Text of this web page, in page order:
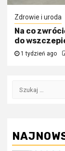
Zdrowie i uroda
Na co
do
1 tydzień ago